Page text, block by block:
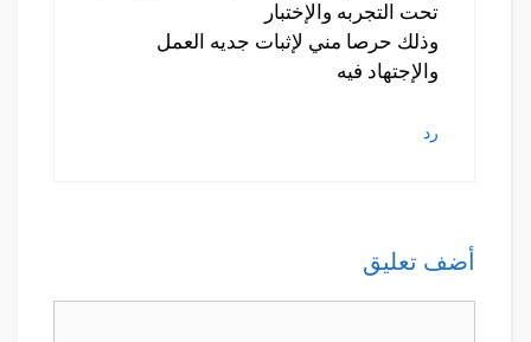
تحت التجربه والإختبار
وذلك حرصا مني لإثبات جديه العمل
والإجتهاد فيه
رد
أضف تعليق